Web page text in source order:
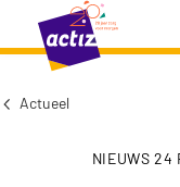
Naar hoofdinhoud
Naar menu
Actueel
NIEUWS 24